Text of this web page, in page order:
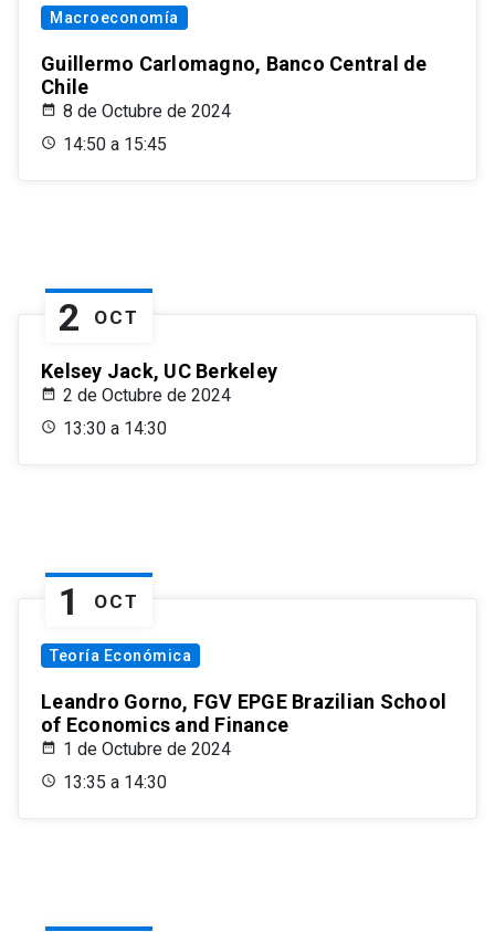
Macroeconomía
Guillermo Carlomagno, Banco Central de
Chile
8 de Octubre de 2024
14:50 a 15:45
2 OCT
Kelsey Jack, UC Berkeley
2 de Octubre de 2024
13:30 a 14:30
1 OCT
Teoría Económica
Leandro Gorno, FGV EPGE Brazilian School
of Economics and Finance
1 de Octubre de 2024
13:35 a 14:30